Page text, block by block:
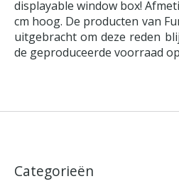
displayable window box!
cm hoog. De producten van
uitgebracht om deze reden
de geproduceerde voorraad
Categorieën